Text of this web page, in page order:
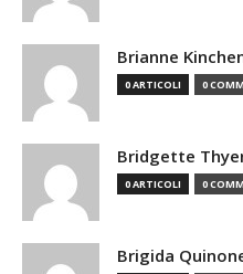
Brianne
0 ARTICOLI 0
Bridgette
0 ARTICOLI 0
Brigida